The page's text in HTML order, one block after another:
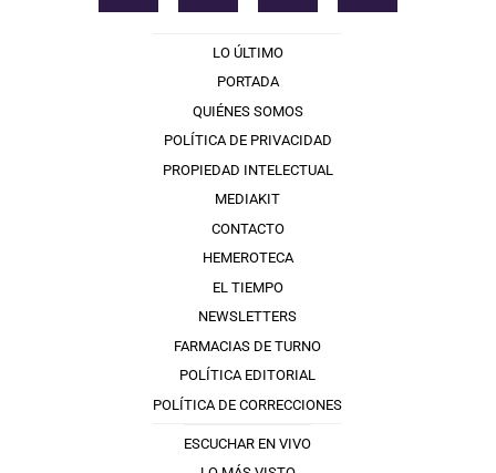
LO ÚLTIMO
PORTADA
QUIÉNES SOMOS
POLÍTICA DE PRIVACIDAD
PROPIEDAD INTELECTUAL
MEDIAKIT
CONTACTO
HEMEROTECA
EL TIEMPO
NEWSLETTERS
FARMACIAS DE TURNO
POLÍTICA EDITORIAL
POLÍTICA DE CORRECCIONES
ESCUCHAR EN VIVO